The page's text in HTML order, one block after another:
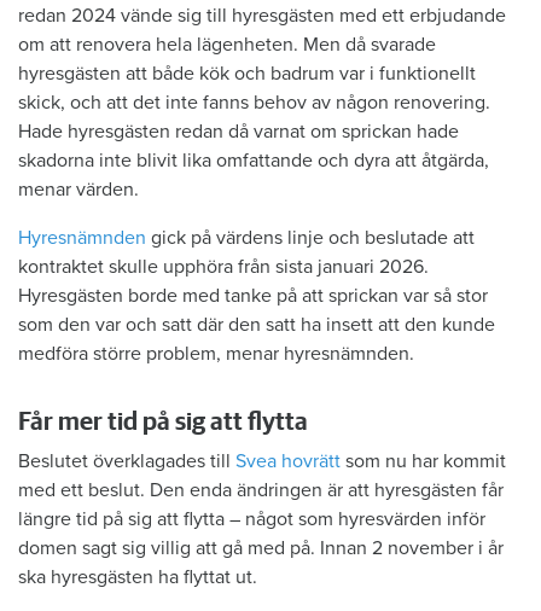
redan 2024 vände sig till hyresgästen med ett erbjudande
om att renovera hela lägenheten. Men då svarade
hyresgästen att både kök och badrum var i funktionellt
skick, och att det inte fanns behov av någon renovering.
Hade hyresgästen redan då varnat om sprickan hade
skadorna inte blivit lika omfattande och dyra att åtgärda,
menar värden.
Hyresnämnden gick på värdens linje och beslutade att
kontraktet skulle upphöra från sista januari 2026.
Hyresgästen borde med tanke på att sprickan var så stor
som den var och satt där den satt ha insett att den kunde
medföra större problem, menar hyresnämnden.
Får mer tid på sig att flytta
Beslutet överklagades till Svea hovrätt som nu har kommit
med ett beslut. Den enda ändringen är att hyresgästen får
längre tid på sig att flytta – något som hyresvärden inför
domen sagt sig villig att gå med på. Innan 2 november i år
ska hyresgästen ha flyttat ut.